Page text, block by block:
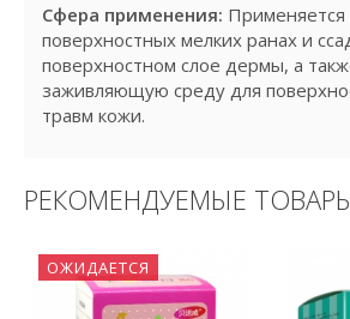
Сфера применения: Применяется
поверхностных мелких ранах и
поверхностном слое дермы, а
заживляющую среду для
травм кожи.
РЕКОМЕНДУЕМЫЕ
ОЖИДАЕТСЯ